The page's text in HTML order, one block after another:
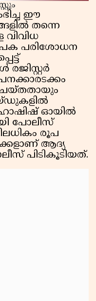
ഈ
തന്നെ
വിവിധ
പരിശോധന
ഓയിൽ
പോലീസ്
രൂപ
ആദ്യ
പിടികൂടിയത്.